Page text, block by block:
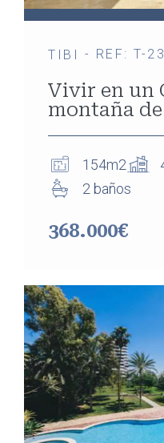
TIBI - REF: T-
Vivir en un
montaña
154m2
2 baños
368.000€